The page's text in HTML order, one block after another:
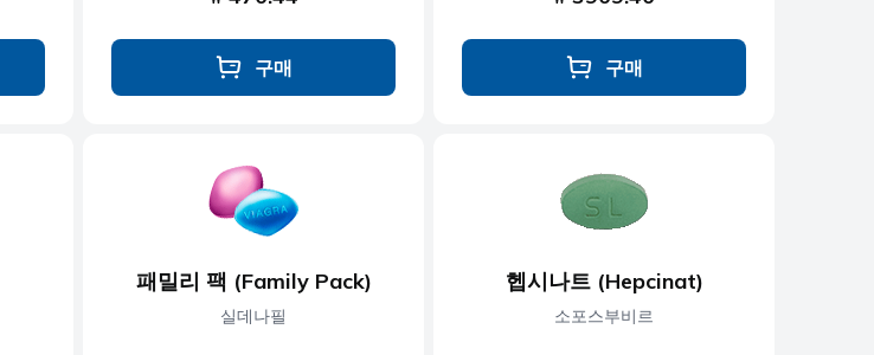
구매 구매
패밀리 팩 (Family Pack)
실데나필
헵시나트 (Hepcinat)
소포스부비르